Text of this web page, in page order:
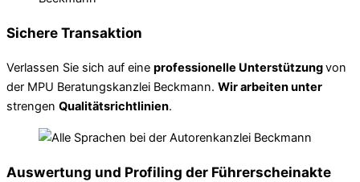
Sichere Transaktion
Verlassen Sie sich auf eine professionelle Unterstützungvon
der MPU Beratungskanzlei Beckmann. Wir arbeiten unter
strengen Qualitätsrichtlinien.
Auswertung und Profiling der Führerscheinakte